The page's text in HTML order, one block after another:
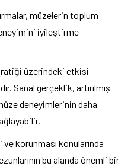
müzelerin toplum
iyileştirme
üzerindeki etkisi
Sanal gerçeklik, artırılmış
deneyimlerinin daha
korunması konularında
bu alanda önemli bir